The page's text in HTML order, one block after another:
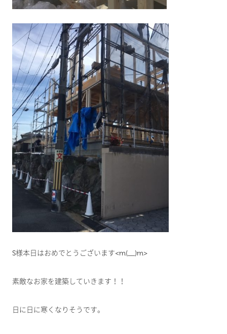
S様本日はおめでとうございます<m(__)m>
素敵なお家を建築していきます！！
日に日に寒くなりそうです。